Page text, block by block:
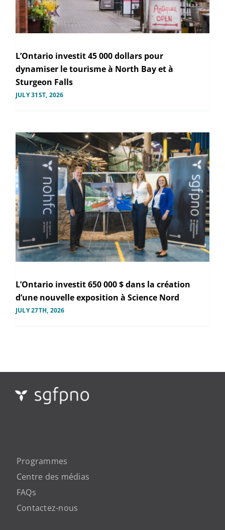
L’Ontario investit 45 000 dollars pour
dynamiser le tourisme à North Bay et à
Sturgeon Falls
JULY 31ST, 2026
L’Ontario investit 650 000 $ dans la création
d’une nouvelle exposition à Science Nord
JULY 27TH, 2026
Programmes
Centre des médias
FAQs
Contactez-nous